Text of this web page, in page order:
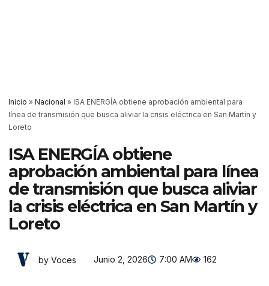
Inicio » Nacional » ISA ENERGÍA obtiene aprobación ambiental para
línea de transmisión que busca aliviar la crisis eléctrica en San Martín y
Loreto
ISA ENERGÍA obtiene
aprobación ambiental para línea
de transmisión que busca aliviar
la crisis eléctrica en San Martín y
Loreto
by Voces Junio 2, 2026 7:00 AM 162